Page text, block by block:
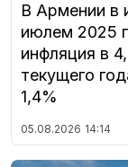
В Армении в
июлем 2025
инфляция в
текущего
1,4%
05.08.2026 14:14